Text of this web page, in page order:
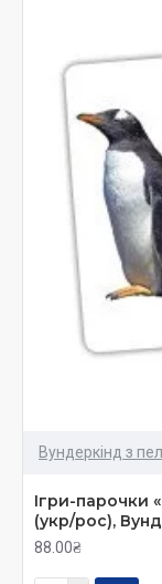
Вундеркінд з
Ігри-парочки
(укр/рос),
88.00₴